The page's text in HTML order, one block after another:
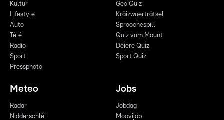
Kultur
Lifestyle
Auto
Télé
Radio
Sport
Pressphoto
Geo Quiz
Kräizwuerträtsel
Sproochespill
Quiz vum Mount
Déiere Quiz
Sport Quiz
Meteo
Radar
Nidderschléi
Jobs
Jobdag
Moovijob